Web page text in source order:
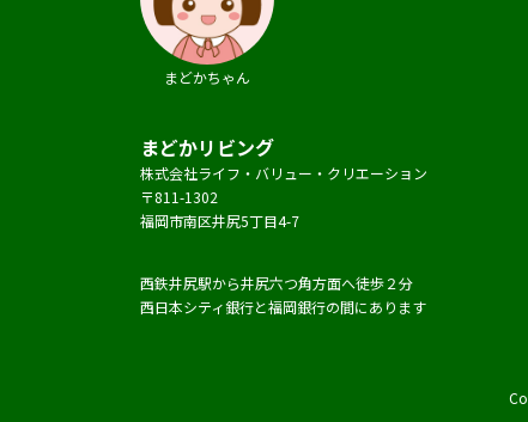
まどかちゃん
まどかリビング
株式会社ライフ・バリュー・クリエーション
〒811-1302
福岡市南区井尻5丁目4-7
西鉄井尻駅から井尻六つ角方面へ徒歩２分
西日本シティ銀行と福岡銀行の間にあります